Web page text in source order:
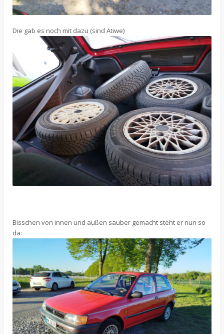
Die gab es noch mit dazu (sind Atiwe)
Bisschen von innen und außen sauber gemacht steht er nun so
da: